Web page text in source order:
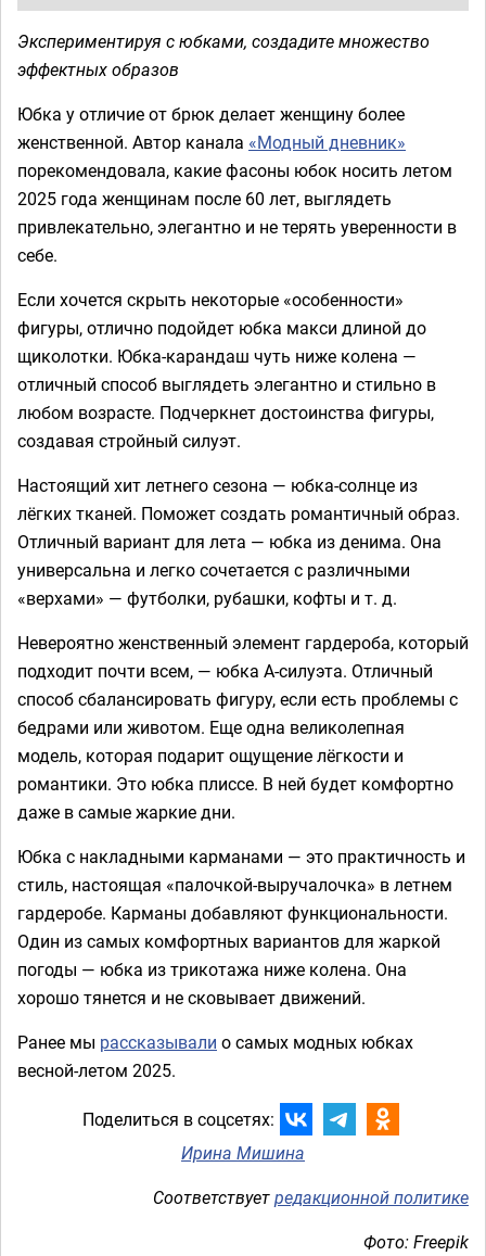
Экспериментируя с юбками, создадите множество
эффектных образов
Юбка у отличие от брюк делает женщину более
женственной. Автор канала «Модный дневник»
порекомендовала, какие фасоны юбок носить летом
2025 года женщинам после 60 лет, выглядеть
привлекательно, элегантно и не терять уверенности в
себе.
Если хочется скрыть некоторые «особенности»
фигуры, отлично подойдет юбка макси длиной до
щиколотки. Юбка-карандаш чуть ниже колена —
отличный способ выглядеть элегантно и стильно в
любом возрасте. Подчеркнет достоинства фигуры,
создавая стройный силуэт.
Настоящий хит летнего сезона — юбка-солнце из
лёгких тканей. Поможет создать романтичный образ.
Отличный вариант для лета — юбка из денима. Она
универсальна и легко сочетается с различными
«верхами» — футболки, рубашки, кофты и т. д.
Невероятно женственный элемент гардероба, который
подходит почти всем, — юбка А-силуэта. Отличный
способ сбалансировать фигуру, если есть проблемы с
бедрами или животом. Еще одна великолепная
модель, которая подарит ощущение лёгкости и
романтики. Это юбка плиссе. В ней будет комфортно
даже в самые жаркие дни.
Юбка с накладными карманами — это практичность и
стиль, настоящая «палочкой-выручалочка» в летнем
гардеробе. Карманы добавляют функциональности.
Один из самых комфортных вариантов для жаркой
погоды — юбка из трикотажа ниже колена. Она
хорошо тянется и не сковывает движений.
Ранее мы рассказывали о самых модных юбках
весной-летом 2025.
Поделиться в соцсетях:
Ирина Мишина
Соответствуетредакционной политике
Фото: Freepik